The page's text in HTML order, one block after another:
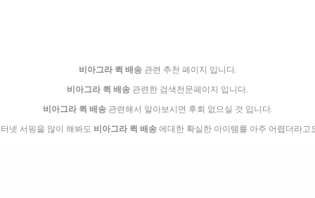
비아그라 퀵 배송관련 추천 페이지 입니다.
비아그라 퀵 배송 관련한 검색전문페이지 입니다.
비아그라 퀵 배송관련해서 알아보시면 후회 없으실 것 입니다.
넷 서핑을 많이 해봐도 비아그라 퀵 배송에대한 확실한 아이템를 아주 어렵더라고